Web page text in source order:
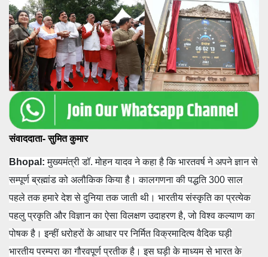
संवाददाता- सुमित कुमार
Bhopal: मुख्यमंत्री डॉ. मोहन यादव ने कहा है कि भारतवर्ष ने अपने ज्ञान से
सम्पूर्ण ब्रह्मांड को अलौकिक किया है। कालगणना की पद्धति 300 साल
पहले तक हमारे देश से दुनिया तक जाती थी। भारतीय संस्कृति का प्रत्येक
पहलु प्रकृति और विज्ञान का ऐसा विलक्षण उदाहरण है, जो विश्व कल्याण का
पोषक है। इन्हीं धरोहरों के आधार पर निर्मित विक्रमादित्य वैदिक घड़ी
भारतीय परम्परा का गौरवपूर्ण प्रतीक है। इस घड़ी के माध्यम से भारत के